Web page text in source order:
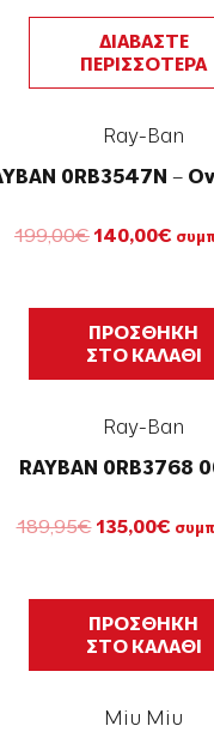
236,00€.
ΔΙΑΒΑΣΤΕ
ΠΕΡΙΣΣΟΤΕΡΑ
Ray-Ban
0RB3547N –
199,00€ Original
199,00€.
140,00€ Η
ΠΡΟΣΘΗΚΗ
ΣΤΟ ΚΑΛΑΘΙ
Ray-Ban
RAYBAN 0RB3768
189,95€ Original
189,95€.
135,00€Η
ΠΡΟΣΘΗΚΗ
ΣΤΟ ΚΑΛΑΘΙ
Miu Miu